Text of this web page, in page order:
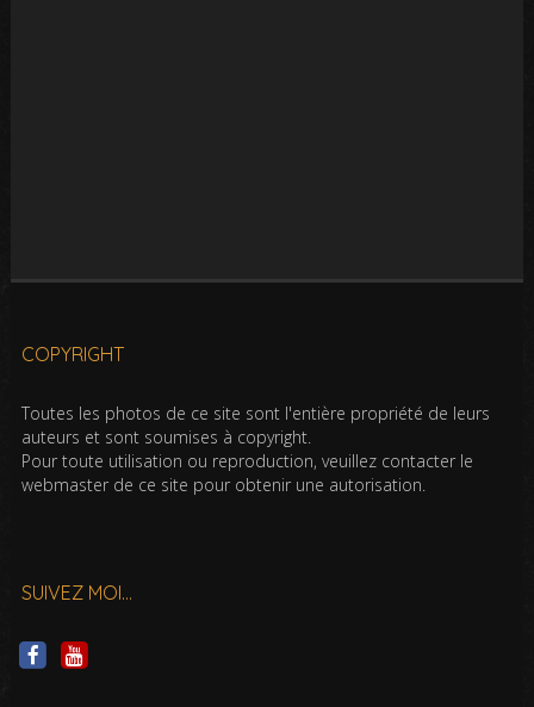
COPYRIGHT
Toutes les photos de ce site sont l'entière propriété de leurs
auteurs et sont soumises à copyright.
Pour toute utilisation ou reproduction, veuillez contacter le
webmaster de ce site pour obtenir une autorisation.
SUIVEZ MOI…